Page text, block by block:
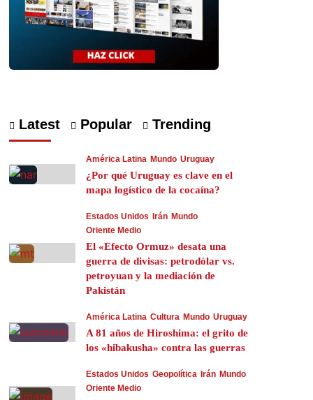
Latest Popular Trending
América Latina Mundo Uruguay
¿Por qué Uruguay es clave en el
mapa logístico de la cocaína?
Estados Unidos Irán Mundo
Oriente Medio
El «Efecto Ormuz» desata una
guerra de divisas: petrodólar vs.
petroyuan y la mediación de
Pakistán
América Latina Cultura Mundo Uruguay
A 81 años de Hiroshima: el grito de
los «hibakusha» contra las guerras
Estados Unidos Geopolítica Irán Mundo
Oriente Medio